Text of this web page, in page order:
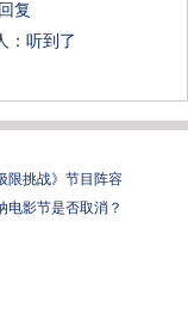
复
：听到了
限挑战》节目阵容
电影节是否取消？